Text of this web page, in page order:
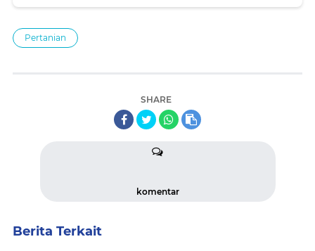
Pertanian
SHARE
komentar
Berita Terkait